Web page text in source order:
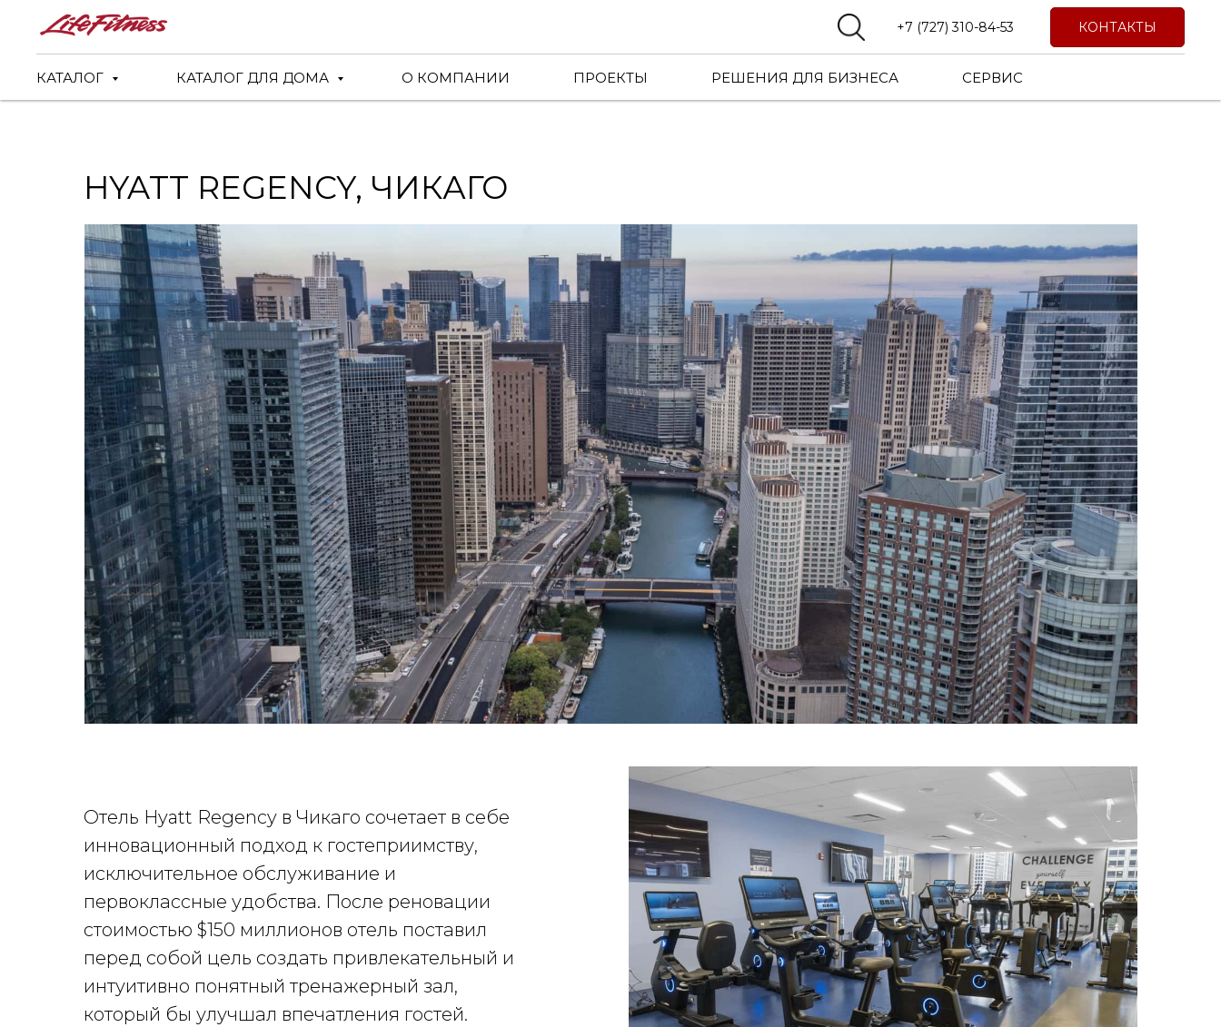
+7 (727) 310-84-53 КОНТАКТЫ
КАТАЛОГ КАТАЛОГ ДЛЯ ДОМА О КОМПАНИИ ПРОЕКТЫ РЕШЕНИЯ ДЛЯ БИЗНЕСА СЕРВИС
HYATT REGENCY, ЧИКАГО
Отель Hyatt Regency в Чикаго сочетает в себе
инновационный подход к гостеприимству,
исключительное обслуживание и
первоклассные удобства. После реновации
стоимостью $150 миллионов отель поставил
перед собой цель создать привлекательный и
интуитивно понятный тренажерный зал,
который бы улучшал впечатления гостей.